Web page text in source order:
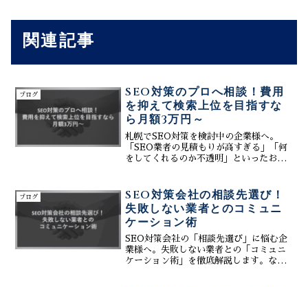
関連記事
ブログ
SEO対策のプロへ相談！費用
を抑えて検索上位を目指すな
ら月額3万円～
札幌でSEO対策を検討中の企業様へ。
「SEO業者の見積もりが高すぎる」「何
をしてくれるのか不透明」といったお悩
ら、月額3万円～という安心価格で検索上
位を目指すWeb戦略が実現可能です。初
期費用を抑えたシステム導入、誰でも更
新できるCMS、そして生成AIを活用した
コンテンツ作成支援までをトータルサポ
ート。費用を抑えて成果を最大化する、
札幌の企業に最適な解決策を詳しく解説
します。まずは無料相談をご利用くださ
ブログ
SEO対策会社の相談先選び！
失敗しない業者とのコミュニ
ケーション術
SEO対策会社の「相談先選び」に悩む企
業様へ。失敗しない業者との「コミュニ
ケーション術」を徹底解説します。なぜ